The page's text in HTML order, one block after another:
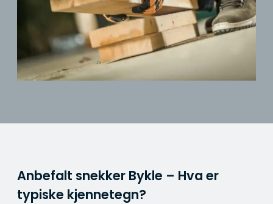
Anbefalt snekker Bykle – Hva er
typiske kjennetegn?